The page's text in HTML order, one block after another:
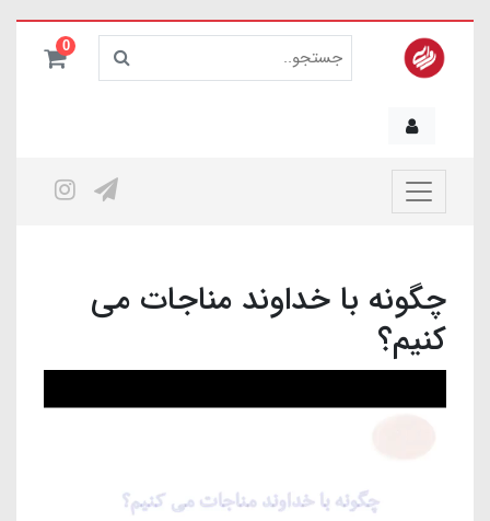
0
چگونه با خداوند مناجات می
کنیم؟